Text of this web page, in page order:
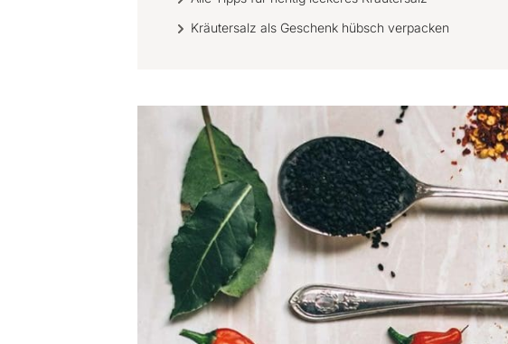
Kräutersalz als Geschenk hübsch verpacken